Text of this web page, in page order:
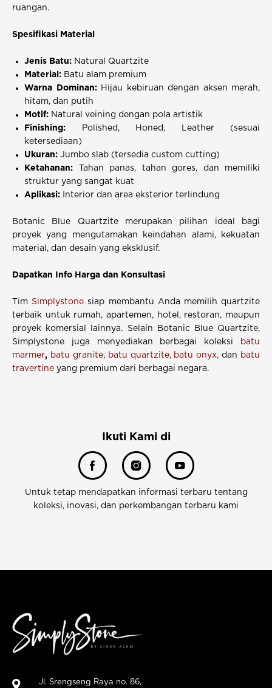
ruangan.
Spesifikasi Material
Jenis Batu: Natural Quartzite
Material: Batu alam premium
Warna Dominan:Hijau kebiruan dengan aksen merah,
hitam, dan putih
Motif: Natural veining dengan pola artistik
Finishing: Polished, Honed, Leather (sesuai
ketersediaan)
Ukuran: Jumbo slab (tersedia custom cutting)
Ketahanan: Tahan panas, tahan gores, dan memiliki
struktur yang sangat kuat
Aplikasi: Interior dan area eksterior terlindung
Botanic Blue Quartzite merupakan pilihan ideal bagi
proyek yang mengutamakan keindahan alami, kekuatan
material, dan desain yang eksklusif.
Dapatkan Info Harga dan Konsultasi
Tim Simplystone siap membantu Anda memilih quartzite
terbaik untuk rumah, apartemen, hotel, restoran, maupun
proyek komersial lainnya. Selain Botanic Blue Quartzite,
Simplystone juga menyediakan berbagai koleksi
batu
marmer, batu granite, batu quartzite, batu onyx, dan batu
travertine yang premium dari berbagai negara.
Ikuti Kami di
Untuk tetap mendapatkan informasi terbaru tentang
koleksi, inovasi, dan perkembangan terbaru kami
Jl. Srengseng Raya no. 86,